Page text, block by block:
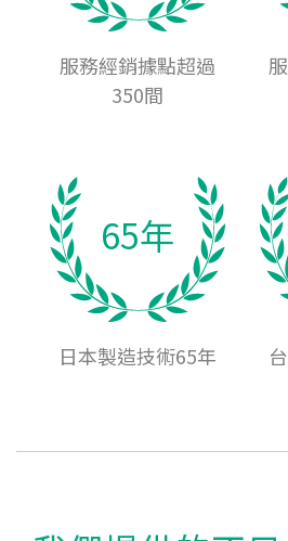
服務經銷據點超過
350間
65年
日本製造技術65年